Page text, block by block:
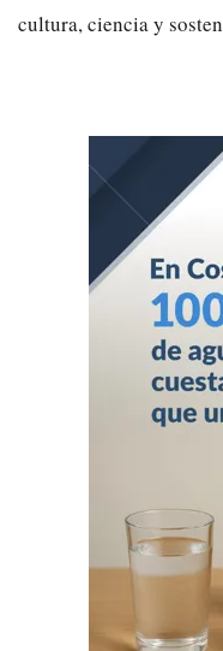
cultura, ciencia y